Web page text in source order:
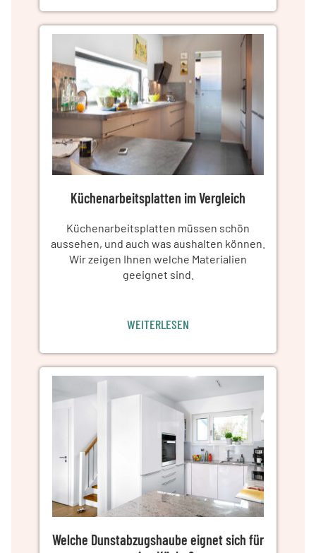
Küchenarbeitsplatten im Vergleich
Küchenarbeitsplatten müssen schön
aussehen, und auch was aushalten können.
Wir zeigen Ihnen welche Materialien
geeignet sind.
WEITERLESEN
Welche Dunstabzugshaube eignet sich für